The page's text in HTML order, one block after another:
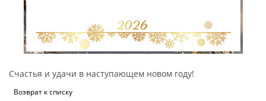
Счастья и удачи в наступающем новом году!
Возврат к списку